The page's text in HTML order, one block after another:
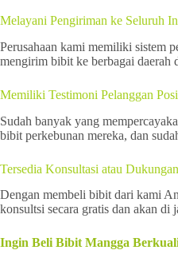
Melayani Pengiriman ke Seluruh
Perusahaan kami memiliki sistem
mengirim bibit ke berbagai daerah
Memiliki Testimoni Pelanggan
Sudah banyak yang
bibit perkebunan mereka, dan
Tersedia Konsultasi atau
Dengan membeli bibit dari kami
konsultsi secara gratis dan akan
Ingin Beli Bibit Mangga